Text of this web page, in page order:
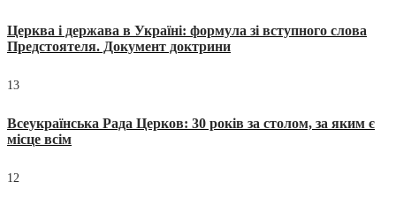
Церква і держава в Україні: формула зі вступного слова
Предстоятеля. Документ доктрини
13
Всеукраїнська Рада Церков: 30 років за столом, за яким є
місце всім
12